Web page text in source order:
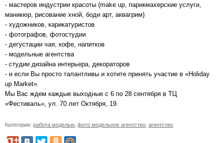
- мастеров индустрии красоты (make up, парикмахерские услуги,
маникюр, рисование хной, боди арт, аквагрим)
- художников, карикатуристов
- фотографов, фотостудии
- дегустации чая, кофе, напитков
- модельные агентства
- студии дизайна интерьера, декораторов
- и если Вы просто талантливы и хотите принять участие в «Holiday
up Market».
Мы Вас ждем каждые выходные с 6 по 28 сентября в ТЦ
«Фестиваль», ул. 70 лет Октября, 19.
Категории: работа моделью фото модельное агентство агентство